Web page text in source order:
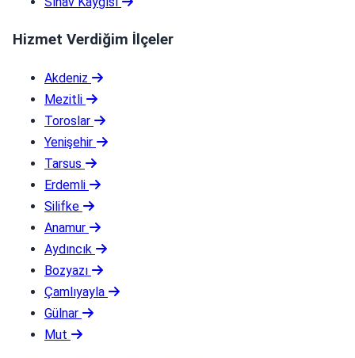
Hizmet Verdiğim İlçeler
Akdeniz
Mezitli
Toroslar
Yenişehir
Tarsus
Erdemli
Silifke
Anamur
Aydıncık
Bozyazı
Çamlıyayla
Gülnar
Mut